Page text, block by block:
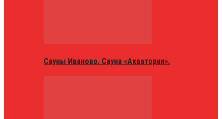
Сауны Иваново. Сауна «Акватория».